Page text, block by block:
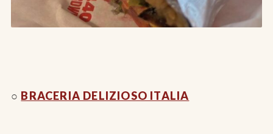
○ BRACERIA DELIZIOSO ITALIA